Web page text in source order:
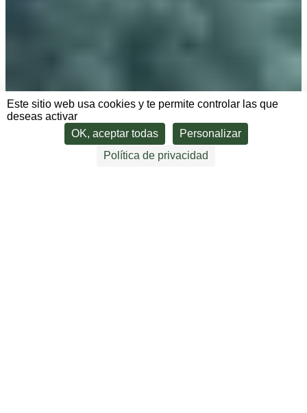
Este sitio web usa cookies y te permite controlar las que
deseas activar
OK, aceptar todas
Personalizar
Política de privacidad